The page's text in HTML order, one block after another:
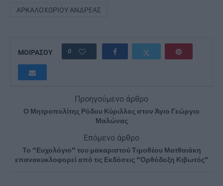
ΑΡΚΑΛΟΧΩΡΊΟΥ ΑΝΔΡΈΑΣ
ΜΟΙΡΑΣΟΥ 0
Προηγούμενο άρθρο
Ο Μητροπολίτης Ρόδου Κύριλλος στον Άγιο Γεώργιο
Μαλώνας
Επόμενο άρθρο
Το “Ευχολόγιο” του μακαριστού Τιμοθέου Ματθαιάκη
επανακυκλοφορεί από τις Εκδόσεις “Ορθόδοξη Κιβωτός”